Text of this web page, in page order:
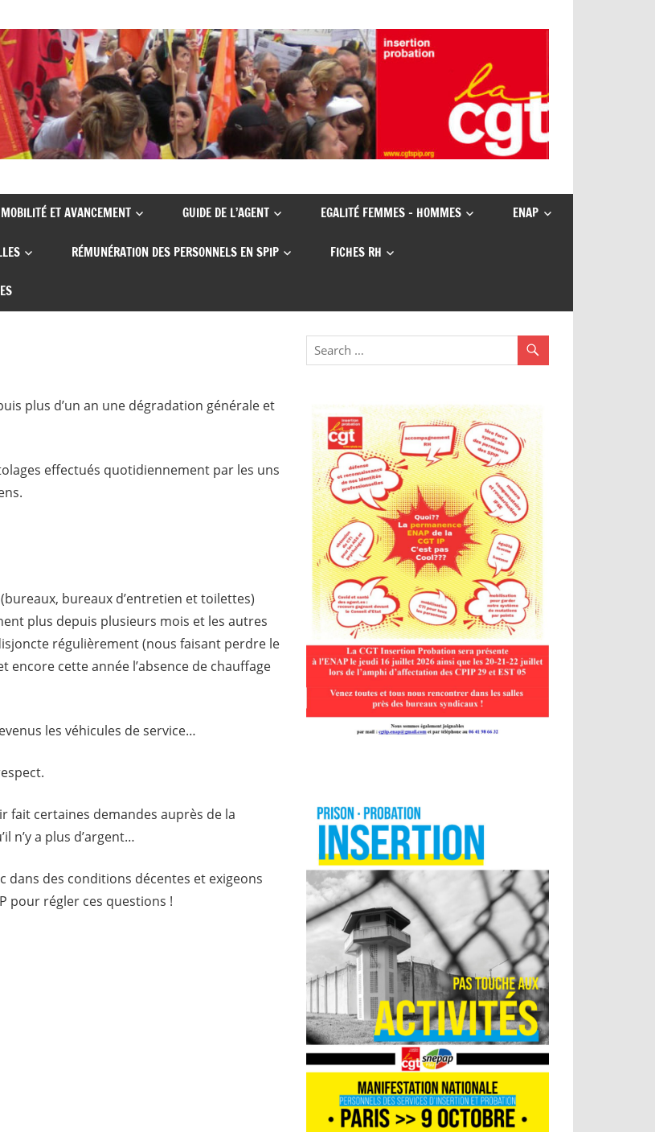
MOBILITÉ ET AVANCEMENT GUIDE DE L’AGENT EGALITÉ FEMMES – HOMMES ENAP
RÉMUNÉRATION DES PERSONNELS EN SPIP FICHES RH
plus d’un an une dégradation générale et
effectués quotidiennement par les uns
bureaux d’entretien et toilettes)
plus depuis plusieurs mois et les autres
régulièrement (nous faisant perdre le
cette année l’absence de chauffage
les véhicules de service…
fait certaines demandes auprès de la
n’y a plus d’argent…
des conditions décentes et exigeons
pour régler ces questions !